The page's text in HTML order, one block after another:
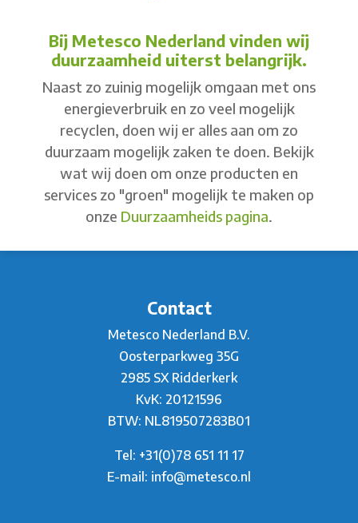
Bij Metesco Nederland vinden wij
duurzaamheid uiterst belangrijk.
Naast zo zuinig mogelijk omgaan met ons
energieverbruik en zo veel mogelijk
recyclen, doen wij er alles aan om zo
duurzaam mogelijk zaken te doen. Bekijk
wat wij doen om onze producten en
services zo "groen" mogelijk te maken op
onze Duurzaamheids pagina.
Contact
Metesco Nederland B.V.
Oosterparkweg 35G
2985 SX Ridderkerk
KvK: 20121596
BTW: NL819507283B01
Tel: +31(0)78 651 11 17
E-mail: info@metesco.nl